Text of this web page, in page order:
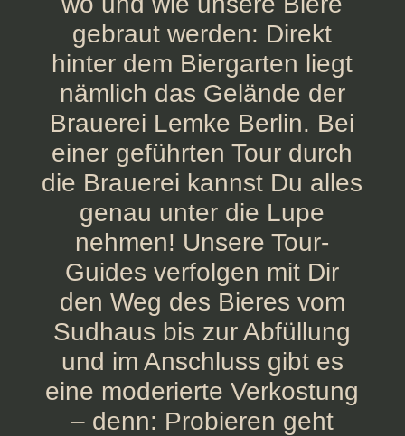
gebraut werden: Direkt
hinter dem Biergarten liegt
nämlich das Gelände der
Brauerei Lemke Berlin. Bei
einer geführten Tour durch
die Brauerei kannst Du alles
genau unter die Lupe
nehmen! Unsere Tour-
Guides verfolgen mit Dir
den Weg des Bieres vom
Sudhaus bis zur Abfüllung
und im Anschluss gibt es
eine moderierte Verkostung
– denn: Probieren geht